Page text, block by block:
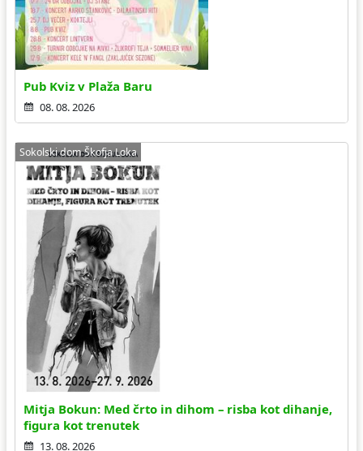
Pub Kviz v Plaža Baru
08. 08. 2026
Sokolski dom Škofja Loka
Mitja Bokun: Med črto in dihom – risba kot dihanje,
figura kot trenutek
13. 08. 2026